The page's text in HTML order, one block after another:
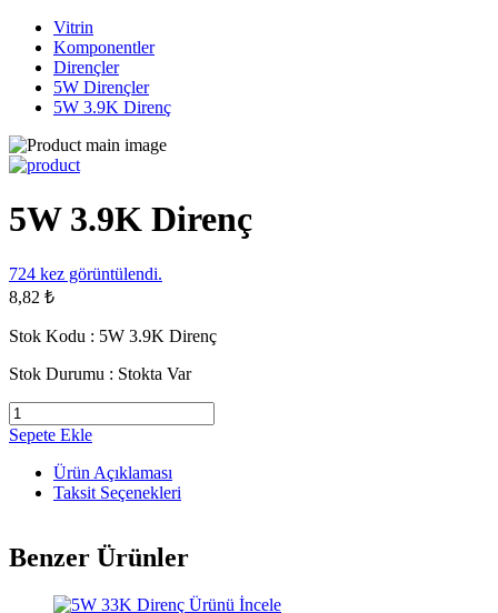
Vitrin
Komponentler
Dirençler
5W Dirençler
5W 3.9K Direnç
5W 3.9K Direnç
724 kez görüntülendi.
8,82 ₺
Stok Kodu : 5W 3.9K Direnç
Stok Durumu : Stokta Var
Sepete Ekle
Ürün Açıklaması
Taksit Seçenekleri
Benzer Ürünler
Ürünü İncele